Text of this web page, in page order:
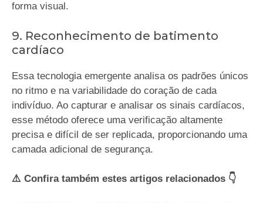
forma visual.
9. Reconhecimento de batimento
cardíaco
Essa tecnologia emergente analisa os padrões únicos
no ritmo e na variabilidade do coração de cada
indivíduo. Ao capturar e analisar os sinais cardíacos,
esse método oferece uma verificação altamente
precisa e difícil de ser replicada, proporcionando uma
camada adicional de segurança.
⚠️ Confira também estes artigos relacionados 👇